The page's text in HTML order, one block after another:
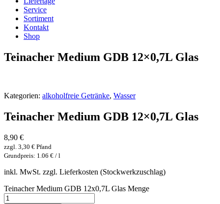
Service
Sortiment
Kontakt
Shop
Teinacher Medium GDB 12×0,7L Glas
Kategorien: alkoholfreie Getränke, Wasser
Teinacher Medium GDB 12×0,7L Glas
8,90 €
zzgl. 3,30 € Pfand
Grundpreis: 1.06 € / l
inkl. MwSt. zzgl. Lieferkosten (Stockwerkzuschlag)
Teinacher Medium GDB 12x0,7L Glas Menge